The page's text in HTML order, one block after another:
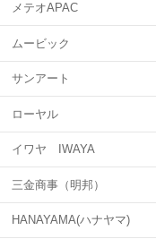
メテオAPAC
ムービック
サンアート
ローヤル
イワヤ IWAYA
三金商事（明邦）
HANAYAMA(ハナヤマ)